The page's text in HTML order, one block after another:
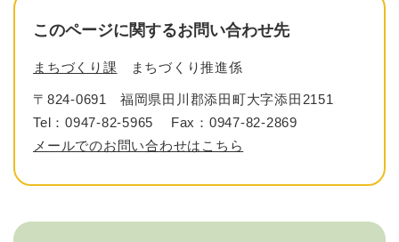
このページに関するお問い合わせ先
まちづくり課 まちづくり推進係
〒824-0691
福岡県田川郡添田町大字添田2151
Tel：0947-82-5965
Fax：0947-82-2869
メールでのお問い合わせはこちら